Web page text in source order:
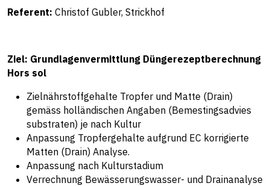
Referent: Christof Gubler, Strickhof
Ziel: Grundlagenvermittlung Düngerezeptberechnung
Hors sol
Zielnährstoffgehalte Tropfer und Matte (Drain)
gemäss holländischen Angaben (Bemestingsadvies
substraten) je nach Kultur
Anpassung Tropfergehalte aufgrund EC korrigierte
Matten (Drain) Analyse.
Anpassung nach Kulturstadium
Verrechnung Bewässerungswasser- und Drainanalyse